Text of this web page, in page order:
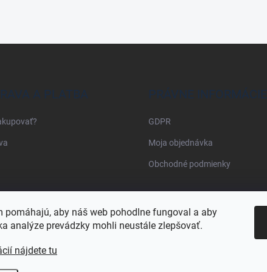
pomáhajú, aby náš web pohodlne fungoval a aby
analýze prevádzky mohli neustále zlepšovať.
nájdete tu
A PLATBA PRÁVNE INFORMÁCIE
GDPR
Moja objednávka
Obchodné podmienky